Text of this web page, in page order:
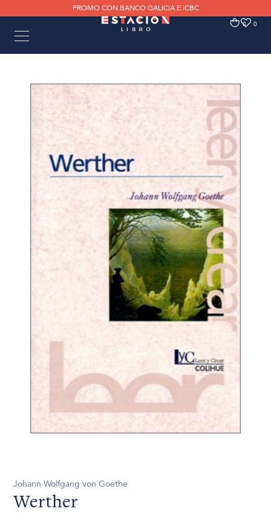
PROMO CON BANCO GALICIA E ICBC
0 0
Johann Wolfgang von Goethe
Werther